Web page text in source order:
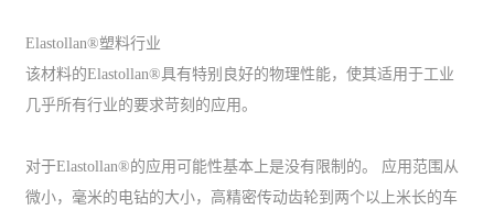
Elastollan®塑料行业
该材料的Elastollan®具有特别良好的物理性能，使其适用于工业
几乎所有行业的要求苛刻的应用。
对于Elastollan®的应用可能性基本上是没有限制的。 应用范围从
微小，毫米的电钻的大小，高精密传动齿轮到两个以上米长的车